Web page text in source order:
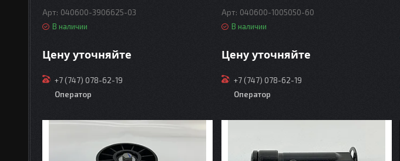
040600-3906625-03
В наличии
Цену уточняйте
+7 (747) 078-62-19
Оператор
040600-1005050-60
В наличии
Цену уточняйте
+7 (747) 078-62-19
Оператор